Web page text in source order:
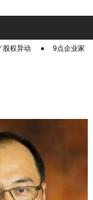
股权异动 9点企业家